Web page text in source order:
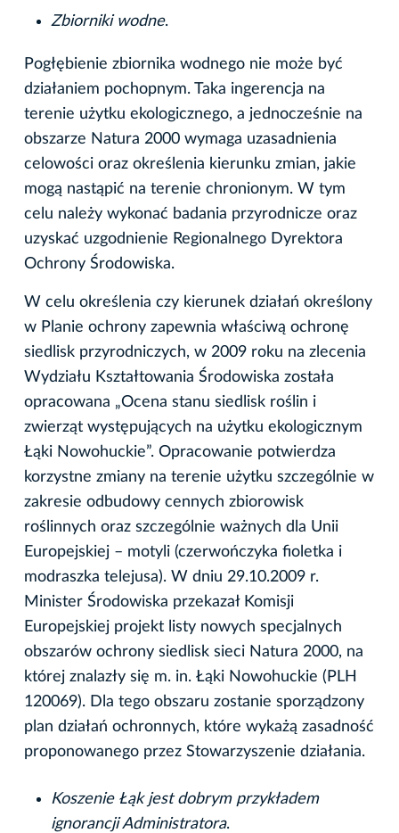
Zbiorniki wodne.
Pogłębienie zbiornika wodnego nie może być
działaniem pochopnym. Taka ingerencja na
terenie użytku ekologicznego, a jednocześnie na
obszarze Natura 2000 wymaga uzasadnienia
celowości oraz określenia kierunku zmian, jakie
mogą nastąpić na terenie chronionym. W tym
celu należy wykonać badania przyrodnicze oraz
uzyskać uzgodnienie Regionalnego Dyrektora
Ochrony Środowiska.
W celu określenia czy kierunek działań określony
w Planie ochrony zapewnia właściwą ochronę
siedlisk przyrodniczych, w 2009 roku na zlecenia
Wydziału Kształtowania Środowiska została
opracowana „Ocena stanu siedlisk roślin i
zwierząt występujących na użytku ekologicznym
Łąki Nowohuckie”. Opracowanie potwierdza
korzystne zmiany na terenie użytku szczególnie w
zakresie odbudowy cennych zbiorowisk
roślinnych oraz szczególnie ważnych dla Unii
Europejskiej – motyli (czerwończyka fioletka i
modraszka telejusa). W dniu 29.10.2009 r.
Minister Środowiska przekazał Komisji
Europejskiej projekt listy nowych specjalnych
obszarów ochrony siedlisk sieci Natura 2000, na
której znalazły się m. in. Łąki Nowohuckie (PLH
120069). Dla tego obszaru zostanie sporządzony
plan działań ochronnych, które wykażą zasadność
proponowanego przez Stowarzyszenie działania.
Koszenie Łąk jest dobrym przykładem
ignorancji Administratora.